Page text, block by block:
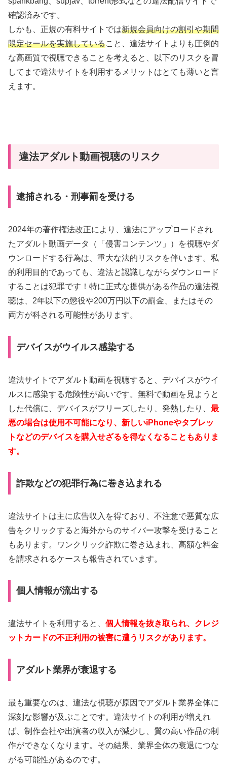
確認済みです。
しかも、正規の有料サイトでは新規会員向けの割引や期間
限定セールを実施していること、違法サイトよりも圧倒的
な高画質で視聴できることを考えると、以下のリスクを冒
してまで違法サイトを利用するメリットはとても薄いと言
えます。
違法アダルト動画視聴のリスク
逮捕される・刑事罰を受ける
2024年の著作権法改正により、違法にアップロードされ
たアダルト動画データ（「侵害コンテンツ」）を視聴やダ
ウンロードする行為は、重大な法的リスクを伴います。私
的利用目的であっても、違法と認識しながらダウンロード
することは犯罪です！特に正式な提供がある作品の違法視
聴は、2年以下の懲役や200万円以下の罰金、またはその
両方が科される可能性があります。
デバイスがウイルス感染する
違法サイトでアダルト動画を視聴すると、デバイスがウイ
ルスに感染する危険性が高いです。無料で動画を見ようと
した代償に、デバイスがフリーズしたり、発熱したり、 最
悪の場合は使用不可能になり、新しいiPhoneやタブレッ
トなどのデバイスを購入せざるを得なくなることもありま
す。
詐欺などの犯罪行為に巻き込まれる
違法サイトは主に広告収入を得ており、不注意で悪質な広
告をクリックすると海外からのサイバー攻撃を受けること
もあります。ワンクリック詐欺に巻き込まれ、高額な料金
を請求されるケースも報告されています。
個人情報が流出する
違法サイトを利用すると、 個人情報を抜き取られ、クレジ
ットカードの不正利用の被害に遭うリスクがあります。
アダルト業界が衰退する
最も重要なのは、違法な視聴が原因でアダルト業界全体に
深刻な影響が及ぶことです。違法サイトの利用が増えれ
ば、制作会社や出演者の収入が減少し、質の高い作品の制
作ができなくなります。その結果、業界全体の衰退につな
がる可能性があるのです。